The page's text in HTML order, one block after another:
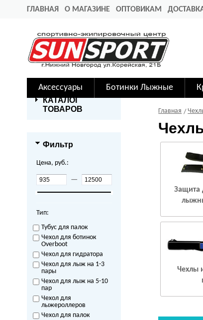
ГЛАВНАЯ О МАГАЗИНЕ ОПТОВИКАМ
Аксессуары Ботинки Лыжные
КАТАЛОГ
ТОВАРОВ
Фильтр
Цена, руб.:
—
Тип:
Тубус для палок
Чехол для ботинок
Overboot
Чехол для гидратора
Чехол для лыж на 1-3
пары
Чехол для лыж на 5-10
пар
Чехол для
лыжероллеров
Чехол для палок
Главная
Защита
Чехлы